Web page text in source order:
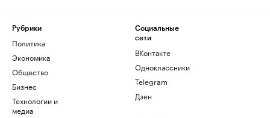
Рубрики
Политика
Экономика
Общество
Бизнес
Технологии и
медиа
Социальные
сети
ВКонтакте
Одноклассники
Telegram
Дзен